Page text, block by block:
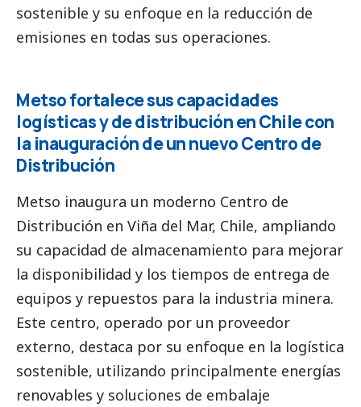
sostenible y su enfoque en la reducción de
emisiones en todas sus operaciones.
Metso fortalece sus capacidades
logísticas y de distribución en Chile con
la inauguración de un nuevo Centro de
Distribución
Metso inaugura un moderno Centro de
Distribución en Viña del Mar, Chile, ampliando
su capacidad de almacenamiento para mejorar
la disponibilidad y los tiempos de entrega de
equipos y repuestos para la industria minera.
Este centro, operado por un proveedor
externo, destaca por su enfoque en la logística
sostenible, utilizando principalmente energías
renovables y soluciones de embalaje